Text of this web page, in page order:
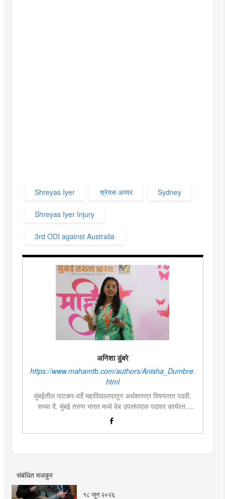
Shreyas Iyer श्रेयस अय्यर Sydney
Shreyas Iyer Injury
3rd ODI against Australia
अनिशा डुंबरे
https://www.mahamtb.com/authors/Anisha_Dumbre.
html
मुंबईतील पाटकर-वर्दे महाविद्यालयातून अर्थशास्त्र विषयातत पदवी.
सध्या दै. मुंबई तरुण भारत मध्ये वेब उपसंपादक पदावर कार्यरत.
लिखाण, वाचन आणि निवेदनाची विशेष आवड. मराठी साहित्य,
इतिहास, राजकारण, आणि मनोरंजन विषयांत रस. महाविद्यालयीन
संबंधित मजकूर
१८ जून २०२६